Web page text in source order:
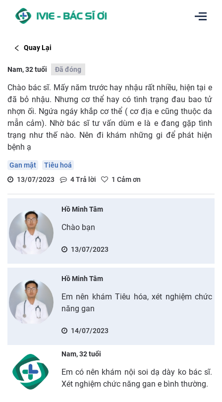
Quay Lại
Nam, 32 tuổi Đã đóng
Chào bác sĩ. Mấy năm trước hay nhậu rất nhiều, hiện tại e
đã bỏ nhậu. Nhưng cơ thể hay có tình trạng đau bao tử
nhợn ối. Ngứa ngáy khắp cơ thể ( cơ địa e cũng thuộc da
mẫn cảm). Nhờ bác sĩ tư vấn dùm e là e đang gặp tình
trạng như thế nào. Nên đi khám những gi để phát hiện
bệnh ạ
Gan mật
Tiêu hoá
13/07/2023
4Trả lời 1 Cảm ơn
Hồ Minh Tâm
Chào bạn
13/07/2023
Hồ Minh Tâm
Em nên khám Tiêu hóa, xét nghiệm chức
năng gan
14/07/2023
Nam, 32 tuổi
Em có nên khám nội soi dạ dày ko bác sĩ.
Xét nghiệm chức năng gan e bình thường.